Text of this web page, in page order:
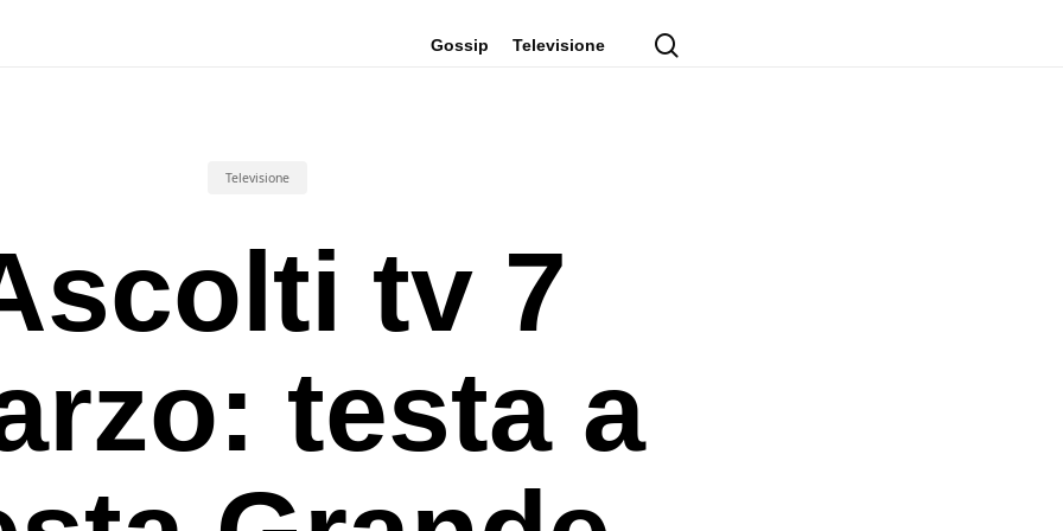
Gossip Televisione
Televisione
tv 7
testa a